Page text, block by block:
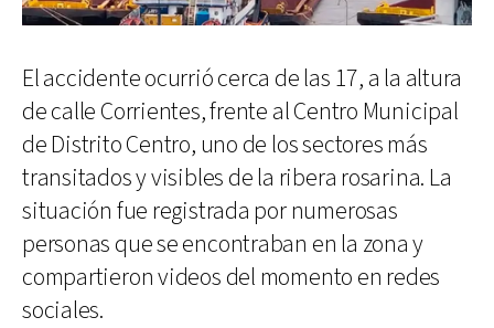
El accidente ocurrió cerca de las 17, a la altura
de calle Corrientes, frente al Centro Municipal
de Distrito Centro, uno de los sectores más
transitados y visibles de la ribera rosarina. La
situación fue registrada por numerosas
personas que se encontraban en la zona y
compartieron videos del momento en redes
sociales.